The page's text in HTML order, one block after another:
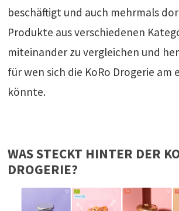
beschäftigt und auch mehrmals
Produkte aus verschiedenen
miteinander zu vergleichen und
für wen sich die KoRo Drogerie am
könnte.
WAS STECKT HINTER DER
DROGERIE?